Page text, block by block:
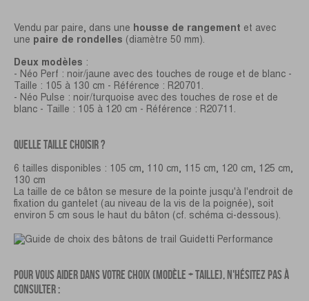
Vendu par paire, dans une housse de rangement et avec
une paire de rondelles (diamètre 50 mm).
Deux modèles :
- Néo Perf : noir/jaune avec des touches de rouge et de blanc -
Taille : 105 à 130 cm - Référence : R20701.
- Néo Pulse : noir/turquoise avec des touches de rose et de
blanc - Taille : 105 à 120 cm - Référence : R20711.
QUELLE TAILLE CHOISIR ?
6 tailles disponibles : 105 cm, 110 cm, 115 cm, 120 cm, 125 cm,
130 cm
La taille de ce bâton se mesure de la pointe jusqu'à l'endroit de
fixation du gantelet (au niveau de la vis de la poignée), soit
environ 5 cm sous le haut du bâton (cf. schéma ci-dessous).
POUR VOUS AIDER DANS VOTRE CHOIX (MODÈLE + TAILLE), N'HÉSITEZ PAS À
CONSULTER :